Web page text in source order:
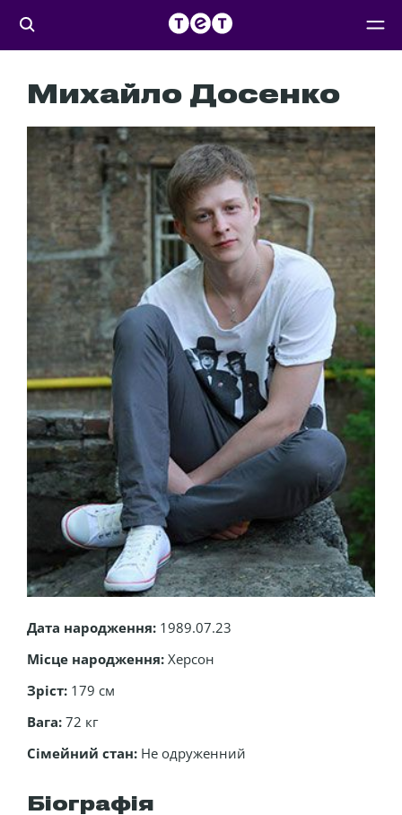
Михайло Досенко
Дата народження: 1989.07.23
Місце народження: Херсон
Зріст: 179 см
Вага: 72 кг
Сімейний стан: Не одруженний
Біографія